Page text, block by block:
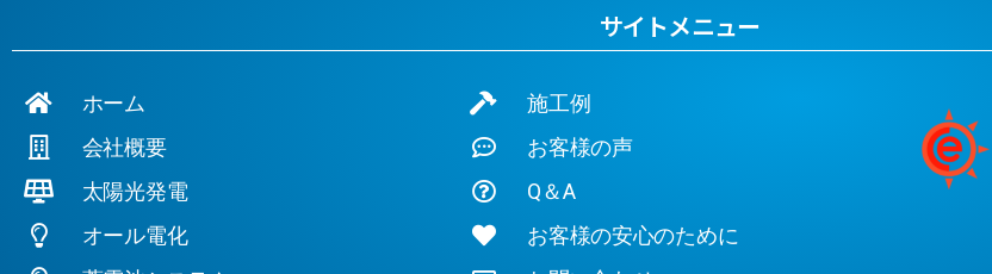
サイトメニュー
ホーム
会社概要
太陽光発電
オール電化
施工例
お客様の声
Q＆A
お客様の安心のために